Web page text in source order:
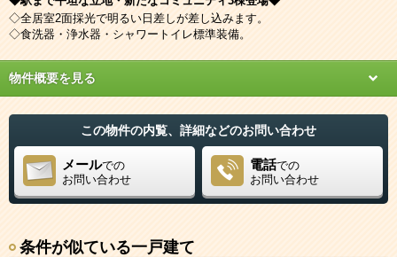
◇全居室2面採光で明るい日差しが差し込みます。
◇食洗器・浄水器・シャワートイレ標準装備。
物件概要を見る
この物件の内覧、詳細などのお問い合わせ
メールでの
お問い合わせ
電話での
お問い合わせ
条件が似ている一戸建て